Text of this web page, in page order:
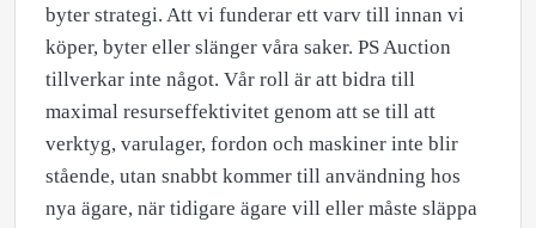
byter strategi. Att vi funderar ett varv till innan vi
köper, byter eller slänger våra saker. PS Auction
tillverkar inte något. Vår roll är att bidra till
maximal resurseffektivitet genom att se till att
verktyg, varulager, fordon och maskiner inte blir
stående, utan snabbt kommer till användning hos
nya ägare, när tidigare ägare vill eller måste släppa